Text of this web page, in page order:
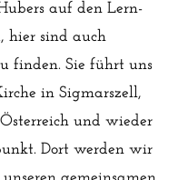
auf den Lern-
hier sind auch
finden. Sie führt uns
in Sigmarszell,
und wieder
Dort werden wir